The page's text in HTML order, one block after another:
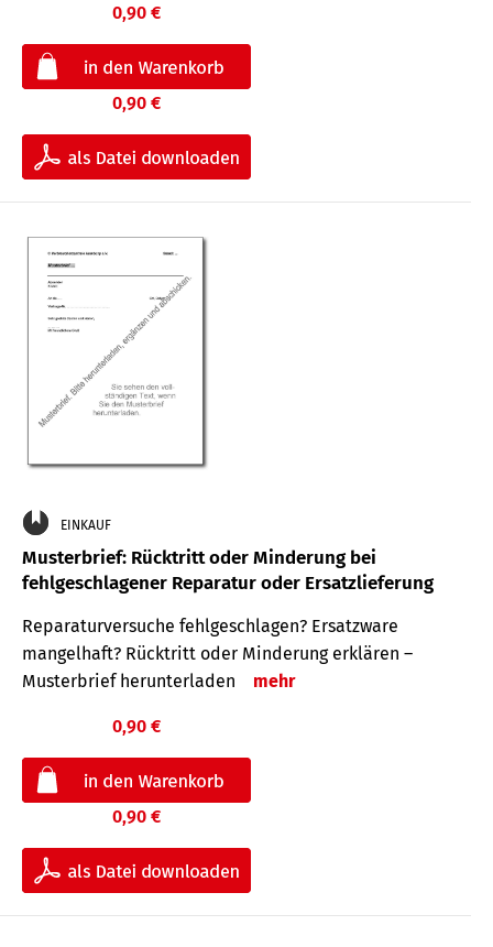
0,90 €
0,90 €
EINKAUF
Musterbrief: Rücktritt oder Minderung bei
fehlgeschlagener Reparatur oder Ersatzlieferung
Reparaturversuche fehlgeschlagen? Ersatzware
mangelhaft? Rücktritt oder Minderung erklären –
Musterbrief herunterladen
mehr
0,90 €
0,90 €